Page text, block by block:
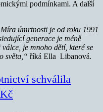
podmínkami. A další
úmrtnosti je od roku 1991
generace je méně
je mnoho dětí, které se
světa,“ říká Ella Libanová.
schválila